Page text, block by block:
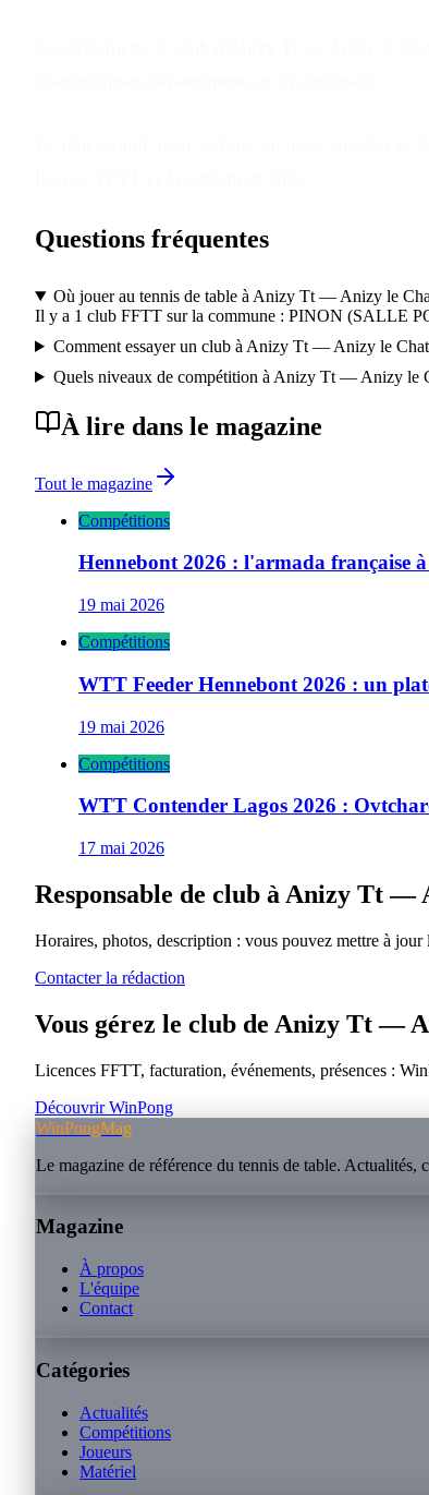
Questions fréquentes
Où jouer au tennis de table à Anizy Tt — Anizy le
Il y a 1 club FFTT sur la commune : PINON (SALLE
Comment essayer un club à Anizy Tt — Anizy le
Quels niveaux de compétition à Anizy Tt — Anizy le
À lire dans le magazine
Tout le magazine
Compétitions
Hennebont 2026 : l'armada française
19 mai 2026
Compétitions
WTT Feeder Hennebont 2026 : un
19 mai 2026
Compétitions
WTT Contender Lagos 2026 :
17 mai 2026
Responsable de club à Anizy Tt —
Horaires, photos, description : vous pouvez mettre à
Contacter la rédaction
Vous gérez le club de Anizy Tt —
Licences FFTT, facturation, événements, présences :
Découvrir WinPong
WinPongMag
Le magazine de référence du tennis de table. Actualités,
Magazine
À propos
L'équipe
Contact
Catégories
Actualités
Compétitions
Joueurs
Matériel